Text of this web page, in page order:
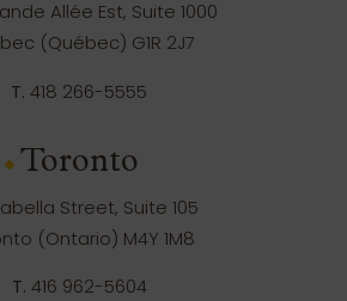
Allée Est, Suite 1000
(Québec) G1R 2J7
T. 418 266-5555
Toronto
Street, Suite 105
(Ontario) M4Y 1M8
T. 416 962-5604